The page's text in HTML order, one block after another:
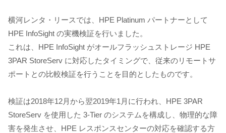
横河レンタ・リースでは、HPE Platinum パートナーとして
HPE InfoSight の実機検証を行いました。
これは、HPE InfoSight がオールフラッシュストレージ HPE
3PAR StoreServ に対応したタイミングで、従来のリモートサ
ポートとの比較検証を行うことを目的としたものです。
検証は2018年12月から翌2019年1月に行われ、HPE 3PAR
StoreServ を使用した 3-Tier のシステムを構成し、物理的な障
害を発生させ、HPE レスポンスセンターの対応を確認する方